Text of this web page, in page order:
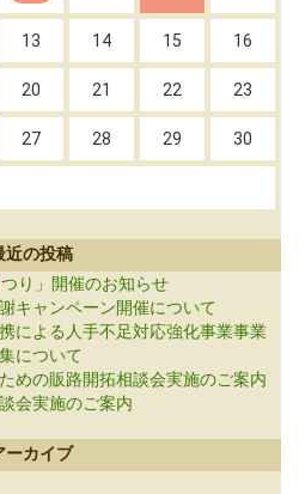
13 14 15 16
20 21 22 23
27 28 29 30
近の投稿
り」開催のお知らせ
キャンペーン開催について
による人手不足対応強化事業事業
について
めの販路開拓相談会実施のご案内
会実施のご案内
ーカイブ